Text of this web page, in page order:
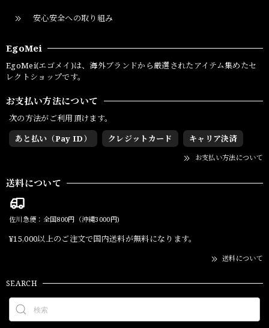
安心安全への取り組み
EgoMei
EgoMei(エゴメイ)は、海外ブランドから厳選されたアイテム集めたセ
レクトショップです。
お支払い方法について
次の方法がご利用頂けます。
あと払い（Pay ID）
クレジットカード キャリア決済
お支払い方法について
送料について
佐川急便：全国800円（沖縄3000円)
¥15,000以上のご注文で国内送料が無料になります。
送料について
SEARCH